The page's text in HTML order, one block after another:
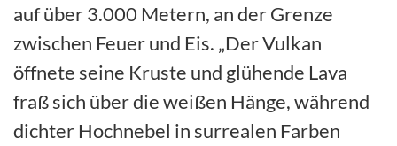
auf über 3.000 Metern, an der Grenze
zwischen Feuer und Eis. „Der Vulkan
öffnete seine Kruste und glühende Lava
fraß sich über die weißen Hänge, während
dichter Hochnebel in surrealen Farben